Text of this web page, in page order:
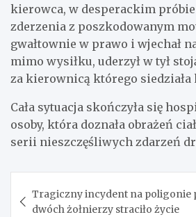
kierowca, w desperackim
zderzenia z poszkodowanym
gwałtownie w prawo i wjechał
mimo wysiłku, uderzył w tył
za kierownicą którego siedziała
Cała sytuacja skończyła się
osoby, która doznała obrażeń
serii nieszczęśliwych zdarzeń
wpisu
Tragiczny incydent na poligonie
dwóch żołnierzy straciło życie